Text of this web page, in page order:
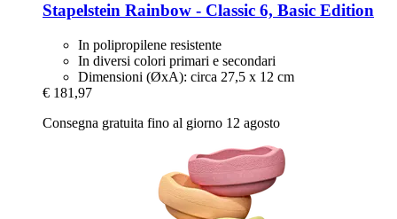
Stapelstein Rainbow -​ Classic 6, Basic Edition
In polipropilene resistente
In diversi colori primari e secondari
Dimensioni (ØxA): circa 27,5 x 12 cm
€ 181,97
Consegna gratuita fino al giorno 12 agosto